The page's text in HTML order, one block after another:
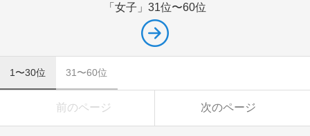
「女子」 31位〜60位
1〜30位 31〜60位
前のページ 次のページ